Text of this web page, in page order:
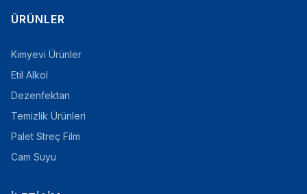
ÜRÜNLER
Kimyevi Ürünler
Etil Alkol
Dezenfektan
Temizlik Ürünleri
Palet Streç Film
Cam Suyu